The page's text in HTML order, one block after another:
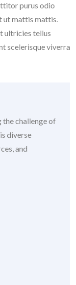
purus odio
ut mattis mattis.
ultricies tellus
scelerisque viverra
the challenge of
diverse
and